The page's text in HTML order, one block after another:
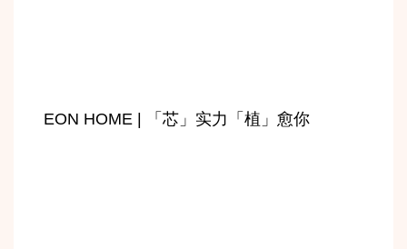
EON HOME | 「芯」实力「植」愈你